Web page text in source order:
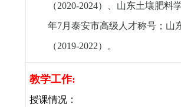
（2020-2024）、山东土壤肥料
年7月泰安市高级人才称号；山
（2019-2022）。
教学工作:
授课情况：